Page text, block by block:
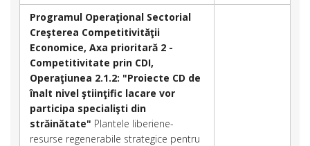
Programul Operaţional Sectorial
Creşterea Competitivităţii
Economice, Axa prioritară 2 -
Competitivitate prin CDI,
Operaţiunea 2.1.2: "Proiecte CD de
înalt nivel ştiinţific lacare vor
participa specialişti din
străinătate" Plantele liberiene-
resurse regenerabile strategice pentru